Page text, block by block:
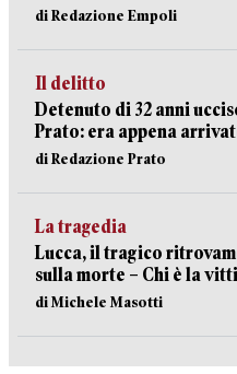
di Redazione Empoli
Il delitto
Detenuto di 32 anni
Prato: era appena
di Redazione Prato
La tragedia
Lucca, il tragico
sulla morte – Chi è la
di Michele Masotti